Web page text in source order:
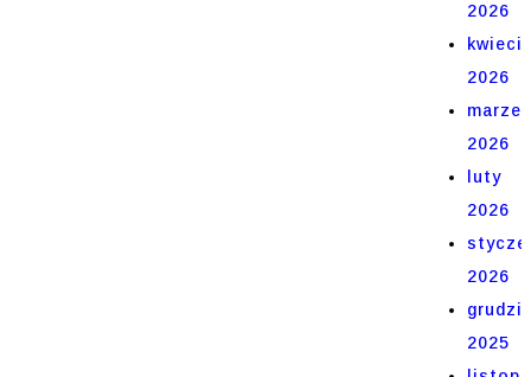
2026
2026
marzec
2026
luty
2026
2026
2025